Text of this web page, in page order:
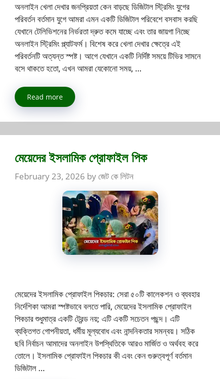
অনলাইন খেলা দেখার জনপ্রিয়তা কেন বাড়ছে ডিজিটাল স্ট্রিমিং যুগের
পরিবর্তন বর্তমান যুগে আমরা এমন একটি ডিজিটাল পরিবেশে বসবাস করছি
যেখানে টেলিভিশনের নির্ভরতা দ্রুত কমে যাচ্ছে এবং তার জায়গা নিচ্ছে
অনলাইন স্ট্রিমিং প্ল্যাটফর্ম। বিশেষ করে খেলা দেখার ক্ষেত্রে এই
পরিবর্তনটি অত্যন্ত স্পষ্ট। আগে যেখানে একটি নির্দিষ্ট সময়ে টিভির সামনে
বসে থাকতে হতো, এখন আমরা যেকোনো সময়, …
Read more
মেয়েদের ইসলামিক প্রোফাইল পিক
February 23, 2026 byজেট কে লিটন
মেয়েদের ইসলামিক প্রোফাইল পিকচার: সেরা ৫০টি কালেকশন ও ব্যবহার
নির্দেশিকা আমরা স্পষ্টভাবে বলতে পারি, মেয়েদের ইসলামিক প্রোফাইল
পিকচার শুধুমাত্র একটি ট্রেন্ড নয়; এটি একটি সচেতন পছন্দ। এটি
ব্যক্তিগত গোপনীয়তা, ধর্মীয় মূল্যবোধ এবং নান্দনিকতার সমন্বয়। সঠিক
ছবি নির্বাচন আমাদের অনলাইন উপস্থিতিকে আরও মার্জিত ও অর্থবহ করে
তোলে। ইসলামিক প্রোফাইল পিকচার কী এবং কেন গুরুত্বপূর্ণ বর্তমান
ডিজিটাল …